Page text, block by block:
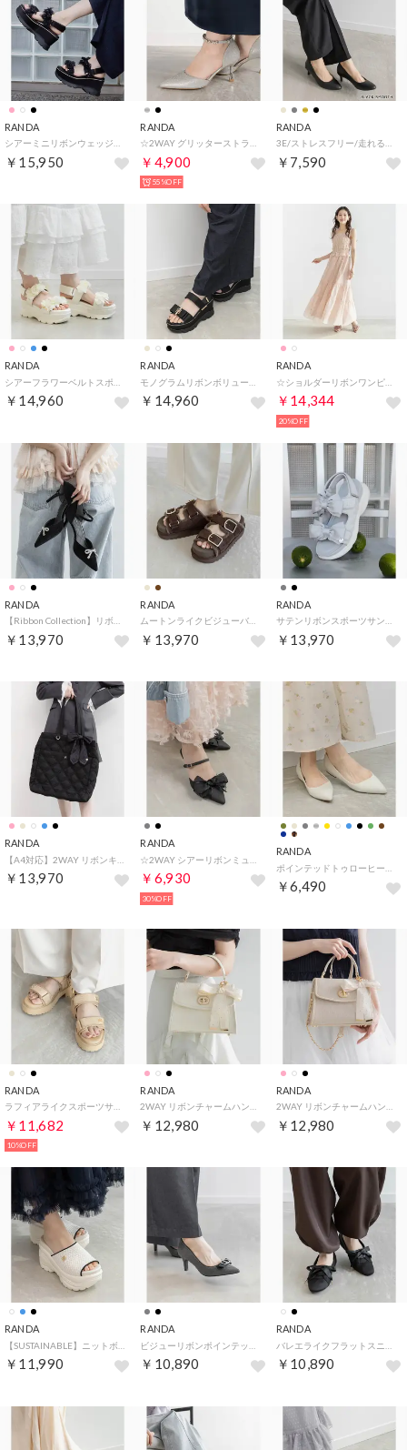
RANDA
￥15,950
RANDA
￥4,900
55%OFF
RANDA
￥7,590
RANDA
￥14,960
RANDA
￥14,960
RANDA
☆ショルダーリボンワンピース （PINK）
￥14,344
20%OFF
RANDA
￥13,970
RANDA
￥13,970
RANDA
￥13,970
RANDA
￥13,970
RANDA
￥6,930
30%OFF
RANDA
￥6,490
RANDA
￥11,682
10%OFF
RANDA
￥12,980
RANDA
￥12,980
RANDA
￥11,990
RANDA
￥10,890
RANDA
￥10,890